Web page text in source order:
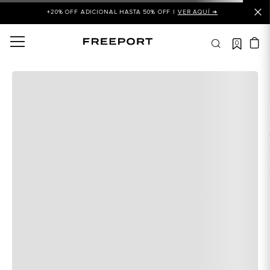
+20% OFF ADICIONAL HASTA 50% OFF | VER AQUÍ ➜
0